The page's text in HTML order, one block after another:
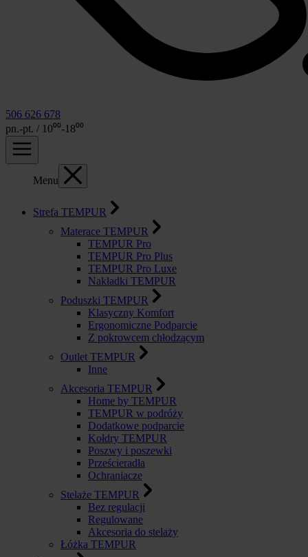
506 626 678
pn.-pt. / 10⁰⁰-18⁰⁰
Menu
Strefa TEMPUR
Materace TEMPUR
TEMPUR Pro
TEMPUR Pro Plus
TEMPUR Pro Luxe
Nakładki TEMPUR
Poduszki TEMPUR
Klasyczny Komfort
Ergonomiczne Podparcie
Z pokrowcem chłodzącym
Outlet TEMPUR
Inne
Akcesoria TEMPUR
Home by TEMPUR
TEMPUR w podróży
Dodatkowe podparcie
Kołdry TEMPUR
Poszwy i poszewki
Prześcieradła
Ochraniacze
Stelaże TEMPUR
Bez regulacji
Regulowane
Akcesoria do stelaży
Łóżka TEMPUR